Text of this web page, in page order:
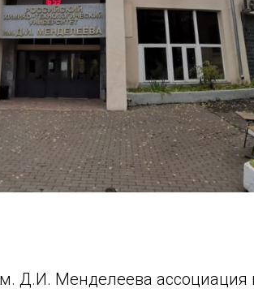
Д.И. Менделеева ассоциация